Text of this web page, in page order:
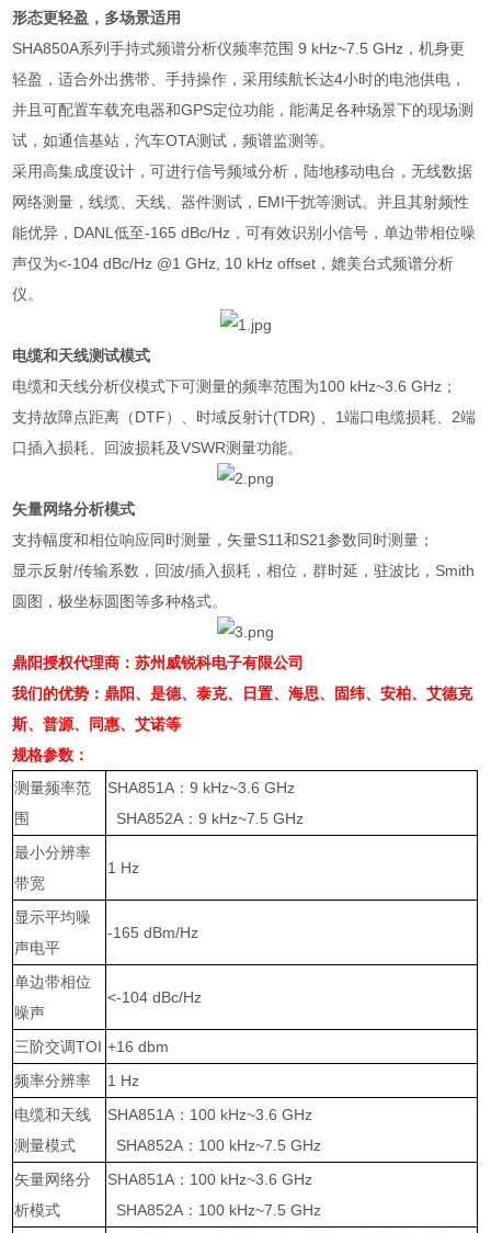
形态更轻盈，多场景适用
SHA850A系列手持式频谱分析仪频率范围 9 kHz~7.5 GHz ，机身更
轻盈，适合外出携带、手持操作，采用续航长达4小时的电池供电，
并且可配置车载充电器和GPS定位功能，能满足各种场景下的现场测
试，如通信基站，汽车OTA测试，频谱监测等。
采用高集成度设计，可进行信号频域分析，陆地移动电台，无线数据
网络测量，线缆、天线、器件测试， EMI干扰等测试。并且其射频性
能优异， DANL低至-165 dBc/Hz ，可有效识别小信号，单边带相位噪
声仅为<-104 dBc/Hz @1 GHz, 10 kHz offset ，媲美台式频谱分析
仪。
电缆和天线测试模式
电缆和天线分析仪模式下可测量的频率范围为100 kHz~3.6 GHz ；
支持故障点距离（DTF）、时域反射计(TDR) 1端口电缆损耗、 2端
口插入损耗、回波损耗及VSWR测量功能。
矢量网络分析模式
支持幅度和相位响应同时测量，矢量S11和S21参数同时测量；
显示反射/传输系数，回波/插入损耗，相位，群时延，驻波比， Smith
圆图，极坐标圆图等多种格式。
鼎阳授权代理商：苏州威锐科电子有限公司
我们的优势：鼎阳、是德、泰克、日置、海思、固纬、安柏、艾德克
斯、普源、同惠、艾诺等
规格参数：
测量频率范
围
SHA851A ：9 kHz~3.6 GHz
SHA852A ：9 kHz~7.5 GHz
最小分辨率
带宽
1 Hz
显示平均噪
声电平
-165 dBm/Hz
单边带相位
噪声
<-104 dBc/Hz
三阶交调TOI +16 dbm
频率分辨率
1 Hz
电缆和天线
测量模式
SHA851A ： 100 kHz~3.6 GHz
SHA852A ： 100 kHz~7.5 GHz
矢量网络分
析模式
SHA851A ： 100 kHz~3.6 GHz
SHA852A ： 100 kHz~7.5 GHz